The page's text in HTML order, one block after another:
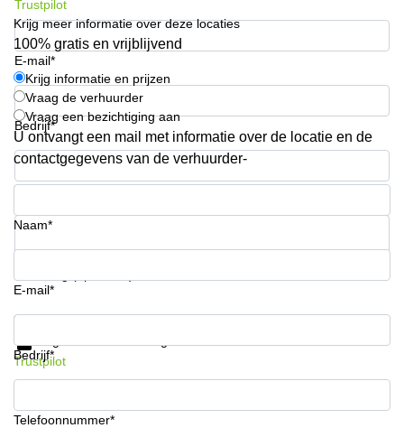
in Arnhem
Coworking
space
Hilversum
Coworking
space
Zwolle
Kantoor
in
Huren in
E-mail*
Bedrijf*
Telefoonnummer*
Trustpilot
Krijg meer informatie over deze locaties
100% gratis en vrijblijvend
Krijg informatie en prijzen
Vraag de verhuurder
Vraag een bezichtiging aan
U ontvangt een mail met informatie over de locatie en de
contactgegevens van de verhuurder-
Naam*
E-mail*
Bedrijf*
Telefoonnummer*
Krijg informatie en prijzen
Trustpilot